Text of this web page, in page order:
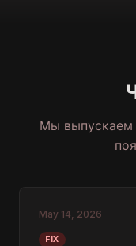
Мы выпускаем
May 14, 2026
FIX